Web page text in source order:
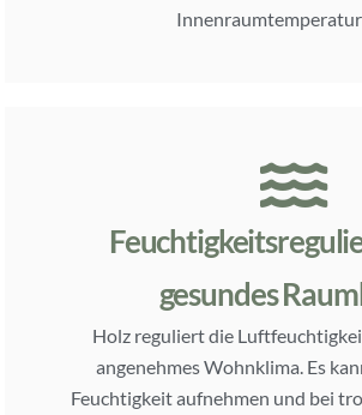
gesundes
Holz reguliert die
angenehmes Wohnklima. Es
Feuchtigkeit aufnehmen und bei